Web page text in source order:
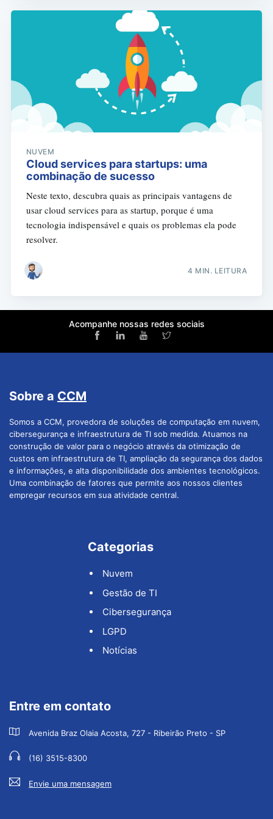
NUVEM
Cloud services para startups: uma
combinação de sucesso
Neste texto, descubra quais as principais vantagens de
usar cloud services para as startup, porque é uma
tecnologia indispensável e quais os problemas ela pode
resolver.
4 MIN. LEITURA
Acompanhe nossas redes sociais
Sobre a CCM
Somos a CCM, provedora de soluções de computação em nuvem,
cibersegurança e infraestrutura de TI sob medida. Atuamos na
construção de valor para o negócio através da otimização de
custos em infraestrutura de TI, ampliação da segurança dos dados
e informações, e alta disponibilidade dos ambientes tecnológicos.
Uma combinação de fatores que permite aos nossos clientes
empregar recursos em sua atividade central.
Categorias
Nuvem
Gestão de TI
Cibersegurança
LGPD
Notícias
Entre em contato
Avenida Braz Olaia Acosta, 727 - Ribeirão Preto - SP
(16) 3515-8300
Envie uma mensagem